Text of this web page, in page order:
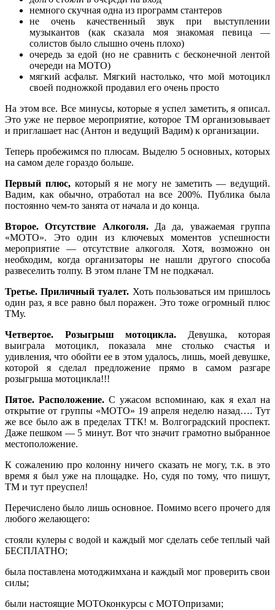
немного скучная одна из программ стантеров
не очень качественный звук при выступлении
музыкантов (как сказала моя знакомая певица —
солистов было слышно очень плохо)
очередь за едой (но не сравнить с бесконечной лентой
очереди на МОТО)
мягкий асфальт. Мягкий настолько, что мой мотоцикл
своей подножкой продавил его очень просто
На этом все. Все минусы, которые я успел заметить, я описал.
Это уже не первое мероприятие, которое ТМ организовывает
и приглашает нас (Антон и ведущий Вадим) к организации.
Теперь пробежимся по плюсам. Выделю 5 основных, которых
на самом деле гораздо больше.
Первый плюс,который я не могу не заметить — ведущий.
Вадим, как обычно, отработал на все 200%. Публика была
постоянно чем-то занята от начала и до конца.
Второе. Отсутствие Алкоголя. Да да, уважаемая группа
«МОТО». Это один из ключевых моментов успешности
мероприятие — отсутствие алкоголя. Хотя, возможно он
необходим, когда организаторы не нашли другого способа
развеселить толпу. В этом плане ТМ не подкачал.
Третье. Приличный туалет. Хоть пользоваться им пришлось
один раз, я все равно был поражен. Это тоже огромный плюс
ТМу.
Четвертое. Розыгрыш мотоцикла. Девушка, которая
выиграла мотоцикл, показала мне столько счастья и
удивления, что обойти ее в этом удалось, лишь, моей девушке,
которой я сделал предложение прямо в самом разгаре
розыгрыша мотоцикла!!!
Пятое. Расположение. С ужасом вспоминаю, как я ехал на
открытие от группы «МОТО» 19 апреля неделю назад…. Тут
же все было аж в пределах ТТК! м. Волгоградский проспект.
Даже пешком — 5 минут. Вот что значит грамотно выбранное
местоположение.
К сожалению про колонну ничего сказать не могу, т.к. в это
время я был уже на площадке. Но, судя по тому, что пишут,
ТМ и тут преуспел!
Перечислено было лишь основное. Помимо всего прочего для
любого желающего:
стояли кулеры с водой и каждый мог сделать себе теплый чай
БЕСПЛАТНО;
была поставлена мотоджимхана и каждый мог проверить свои
силы;
были настоящие МОТОконкурсы с МОТОпризами;